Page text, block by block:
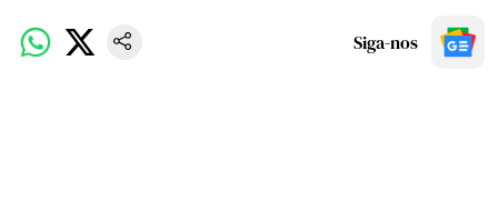
Siga-nos